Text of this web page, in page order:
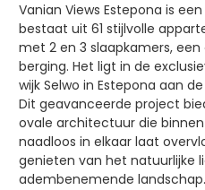
Vanian Views Estepona is
bestaat uit 61 stijlvolle
met 2 en 3 slaapkamers,
berging. Het ligt in de
wijk Selwo in Estepona aan
Dit geavanceerde project
ovale architectuur die
naadloos in elkaar laat
genieten van het natuurlijke
adembenemende landschap.